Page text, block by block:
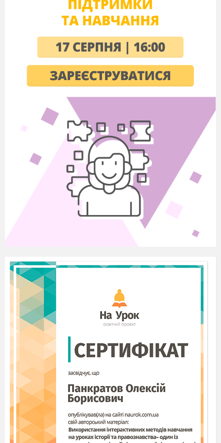
таємниці. Закохана в талант великого романіста
заможня поміщиця написала авторові
захоплюючого листа, зітканого з суцільних
компліментів, й підписалася загадково
«Чужоземка». Без жодної зворотньої
адреси.
Цей
перший лист із таємничої України
прийшов 28 лютого 1832 року, Бальзак взагалі
поспішав на побачення з герцогинею де Кастрі
... І тим не менше заглянув в конверт зі своєю
долею, заглянув - і почав в нетерпінні чекати
наступного листа Незнайомки. Її витонченість і
аристократизм стилю змусили його миттєво
забути манірних герцогинь і маркіз.
Заінтригований Бальзак пише ще палкішу
відповідь. Не знаючи, куди її надіслати, він йде
«Газетт де Франс», й благає надрукувати
послання на сторінках газети. Евеліна,
прочитавши листа, чинить так само - відповідає
авторові на сторінках журналу «Котідьєн». Але
цього разу ставить своє справжнє прізвище й
адресу: Бердичів, Верхівня. Оноре де Бальзак
скуповує в книжкових крамницях всі атласи
Російської імперії й з лупою в руках
скурпульозно починає розшукувати на
безкрайніх, невідомих для нього досі
просторах дивні назви «Бердичів» і
«Верхівня».
Бальзак писав своїй таємничій коханій: